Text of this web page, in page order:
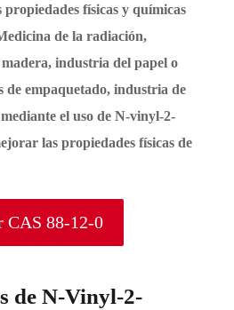
físicas y químicas
de la radiación,
industria del papel o
de empaquetado, industria de
el uso de N-vinyl-2-
las propiedades físicas de
CAS 88-12-0
de N-Vinyl-2-